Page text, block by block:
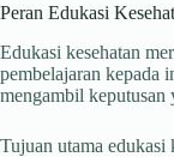
Peran Edukasi
Edukasi kesehatan
pembelajaran kepada
mengambil keputusan
Tujuan utama edukasi